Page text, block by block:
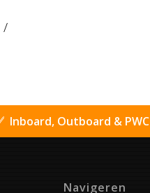
/
Inboard, Outboard & PWC
Navigeren